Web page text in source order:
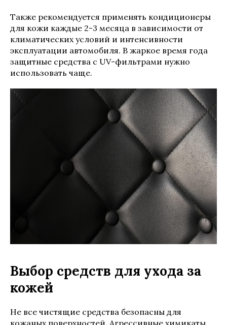
Также рекомендуется применять кондиционеры
для кожи каждые 2-3 месяца в зависимости от
климатических условий и интенсивности
эксплуатации автомобиля. В жаркое время года
защитные средства с UV-фильтрами нужно
использовать чаще.
Выбор средств для ухода за
кожей
Не все чистящие средства безопасны для
кожаных поверхностей. Агрессивные химикаты,